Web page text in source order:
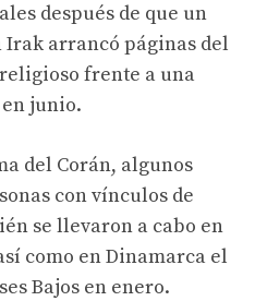
después de que un
arrancó páginas del
frente a una
junio.
del Corán, algunos
con vínculos de
se llevaron a cabo en
como en Dinamarca el
Bajos en enero.